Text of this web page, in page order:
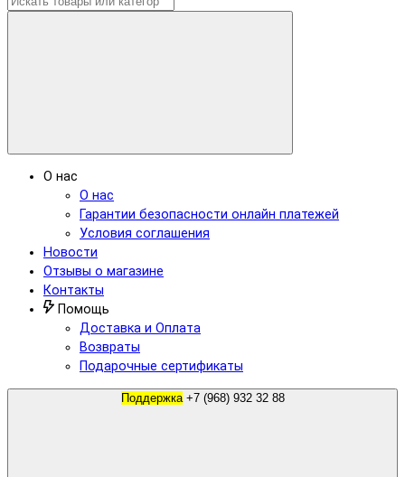
О нас
О нас
Гарантии безопасности онлайн платежей
Условия соглашения
Новости
Отзывы о магазине
Контакты
Помощь
Доставка и Оплата
Возвраты
Подарочные сертификаты
Поддержка +7 (968) 932 32 88